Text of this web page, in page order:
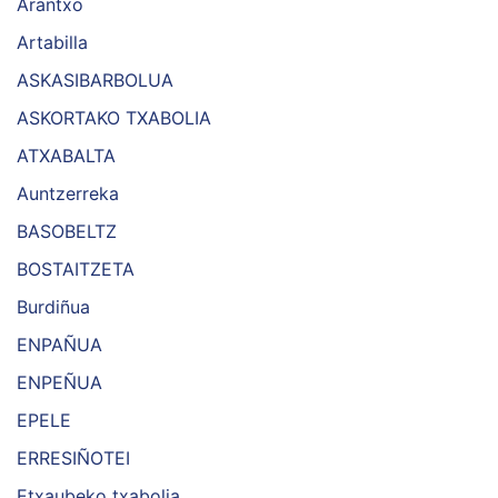
Arantxo
Artabilla
ASKASIBARBOLUA
ASKORTAKO TXABOLIA
ATXABALTA
Auntzerreka
BASOBELTZ
BOSTAITZETA
Burdiñua
ENPAÑUA
ENPEÑUA
EPELE
ERRESIÑOTEI